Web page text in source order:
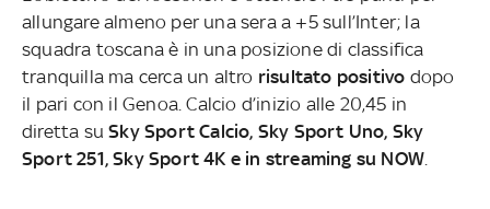
allungare almeno per una sera a +5 sull’Inter; la
squadra toscana è in una posizione di classifica
tranquilla ma cerca un altro risultato positivo dopo
il pari con il Genoa. Calcio d’inizio alle 20,45 in
diretta suSky Sport Calcio, Sky Sport Uno, Sky
Sport 251, Sky Sport 4K e in streaming su NOW